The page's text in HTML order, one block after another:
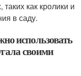
как кролики и
в саду.
использовать
своими